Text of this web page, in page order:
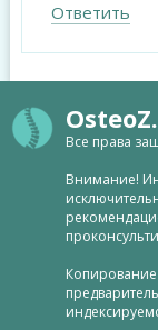
Ответить
Все права
Внимание!